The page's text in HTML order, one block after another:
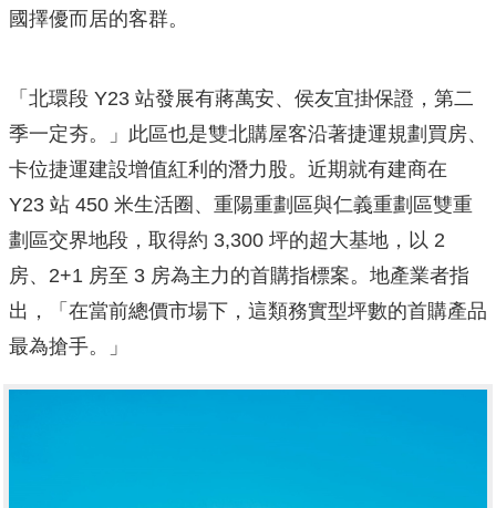
國擇優而居的客群。
「北環段 Y23 站發展有蔣萬安、侯友宜掛保證，第二
季一定夯。」此區也是雙北購屋客沿著捷運規劃買房、
卡位捷運建設增值紅利的潛力股。近期就有建商在
Y23 站 450 米生活圈、重陽重劃區與仁義重劃區雙重
劃區交界地段，取得約 3,300 坪的超大基地，以 2
房、2+1 房至 3 房為主力的首購指標案。地產業者指
出，「在當前總價市場下，這類務實型坪數的首購產品
最為搶手。」